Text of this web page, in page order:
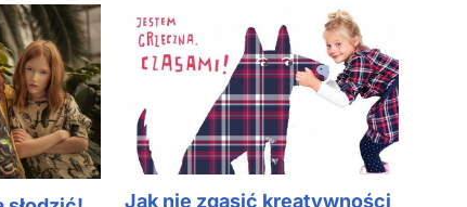
Jak nie zgasić kreatywności